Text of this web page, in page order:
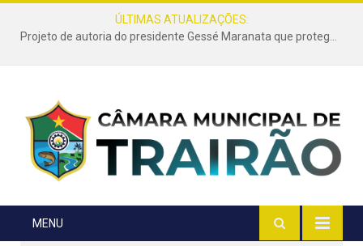
ÚLTIMAS ATUALIZAÇÕES:
Projeto de autoria do presidente Gessé Maranata que protege as estradas vicinais de Trairão é transformado em lei
MENU